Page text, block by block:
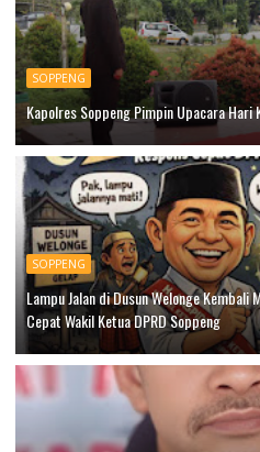
SOPPENG
Kapolres Soppeng Pimpin Upacara Hari
SOPPENG
Lampu Jalan di Dusun Welonge Kembali
Cepat Wakil Ketua DPRD Soppeng